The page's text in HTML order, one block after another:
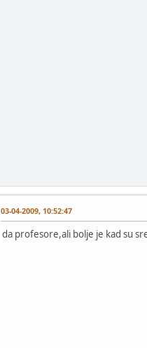
03-04-2009, 10:52:47
da profesore,ali bolje je kad su